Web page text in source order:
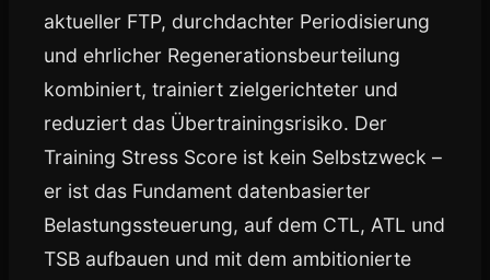
aktueller FTP, durchdachter Periodisierung
und ehrlicher Regenerationsbeurteilung
kombiniert, trainiert zielgerichteter und
reduziert das Übertrainingsrisiko. Der
Training Stress Score ist kein Selbstzweck –
er ist das Fundament datenbasierter
Belastungssteuerung, auf dem CTL, ATL und
TSB aufbauen und mit dem ambitionierte